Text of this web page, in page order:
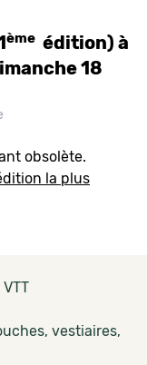
ème édition) à
18
obsolète.
la plus
vestiaires,